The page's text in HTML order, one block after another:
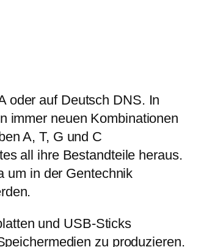
oder auf Deutsch DNS. In
immer neuen Kombinationen
A, T, G und C
all ihre Bestandteile heraus.
um in der Gentechnik
und USB-Sticks
zu produzieren.